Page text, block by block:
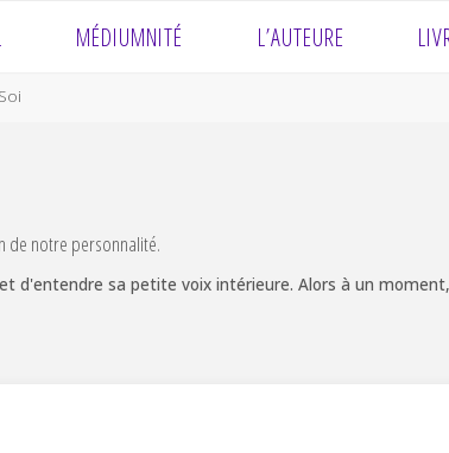
MÉDIUMNITÉ L’AUTEURE
de notre personnalité.
d'entendre sa petite voix intérieure. Alors à un